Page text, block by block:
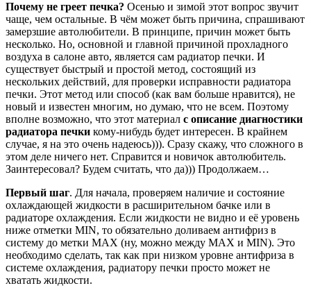
Почему не греет печка? Осенью и зимой этот вопрос звучит
чаще, чем остальные. В чём может быть причина, спрашивают
замерзшие автолюбители. В принципе, причин может быть
несколько. Но, основной и главной причиной прохладного
воздуха в салоне авто, является сам радиатор печки. И
существует быстрый и простой метод, состоящий из
нескольких действий, для проверки исправности радиатора
печки. Этот метод или способ (как вам больше нравится), не
новый и известен многим, но думаю, что не всем. Поэтому
вполне возможно, что этот материал с описание диагностики
радиатора печки кому-нибудь будет интересен. В крайнем
случае, я на это очень надеюсь))). Сразу скажу, что сложного в
этом деле ничего нет. Справится и новичок автолюбитель.
Заинтересовал? Будем считать, что да))) Продолжаем…
Первый шаг. Для начала, проверяем наличие и состояние
охлаждающей жидкости в расширительном бачке или в
радиаторе охлаждения. Если жидкости не видно и её уровень
ниже отметки MIN, то обязательно доливаем антифриз в
систему до метки MAX (ну, можно между МАХ и MIN). Это
необходимо сделать, так как при низком уровне антифриза в
системе охлаждения, радиатору печки просто может не
хватать жидкости.